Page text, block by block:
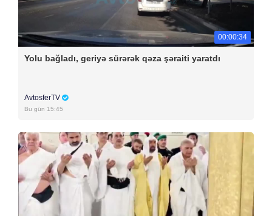
00:00:34
Yolu bağladı, geriyə sürərək qəza şəraiti yaratdı
AvtosferTV
Bu gün 15:45